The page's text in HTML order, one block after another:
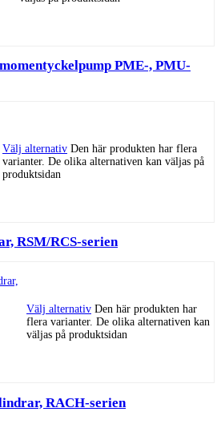
PME-, PMU-
Välj alternativ Den här produkten har flera
varianter. De olika alternativen kan väljas på
produktsidan
RSM/RCS-serien
Välj alternativ Den här produkten har
flera varianter. De olika alternativen kan
väljas på produktsidan
RACH-serien